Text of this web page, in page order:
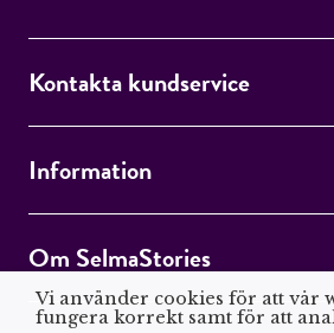
Kontakta kundservice
Information
Om SelmaStories
Vi använder cookies för att vår
fungera korrekt samt för att